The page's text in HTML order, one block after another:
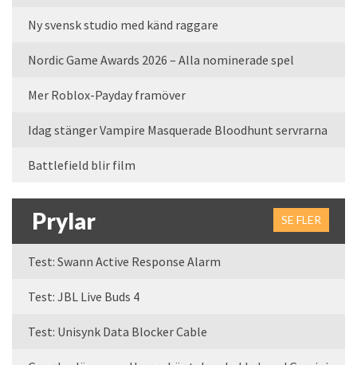
Ny svensk studio med känd raggare
Nordic Game Awards 2026 – Alla nominerade spel
Mer Roblox-Payday framöver
Idag stänger Vampire Masquerade Bloodhunt servrarna
Battlefield blir film
Prylar SE FLER
Test: Swann Active Response Alarm
Test: JBL Live Buds 4
Test: Unisynk Data Blocker Cable